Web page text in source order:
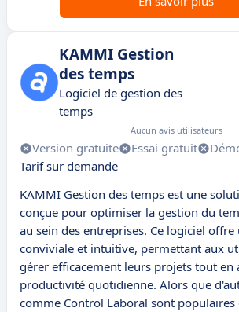
KAMMI Gestion
des temps
Logiciel de gestion des
temps
Aucun avis utilisateurs
Version gratuite Essai gratuit
Tarif sur demande
KAMMI Gestion des temps est une
conçue pour optimiser la gestion du
au sein des entreprises. Ce logiciel
conviviale et intuitive, permettant aux
gérer efficacement leurs projets tout
productivité quotidienne. Alors que
comme Control Laboral sont populaires